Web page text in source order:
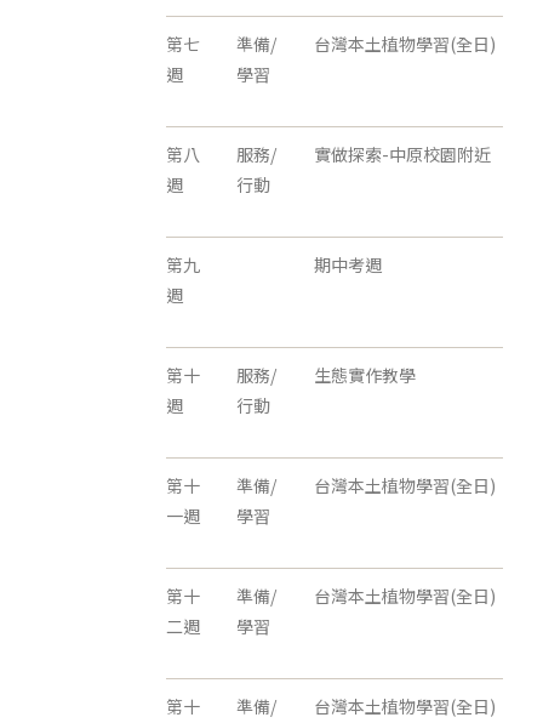
第七
週
準備/
學習
台灣本土植物學習(全日)
第八
週
服務/
行動
實做探索-中原校園附近
第九
週
期中考週
第十
週
服務/
行動
生態實作教學
第十
一週
準備/
學習
台灣本土植物學習(全日)
第十
二週
準備/
學習
台灣本土植物學習(全日)
第十
準備/
台灣本土植物學習(全日)